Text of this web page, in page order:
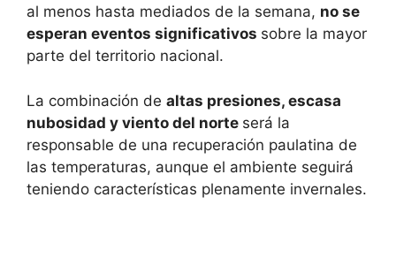
al menos hasta mediados de la semana, no se
esperan eventos significativos sobre la mayor
parte del territorio nacional.
La combinación de altas presiones, escasa
nubosidad y viento del norte será la
responsable de una recuperación paulatina de
las temperaturas, aunque el ambiente seguirá
teniendo características plenamente invernales.